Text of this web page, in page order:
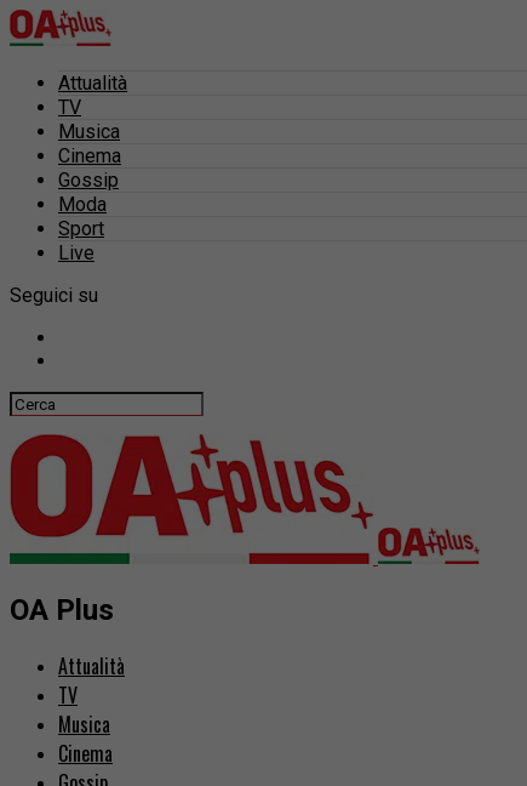
Attualità
TV
Musica
Cinema
Gossip
Moda
Sport
Live
Seguici su
OA Plus
Attualità
TV
Musica
Cinema